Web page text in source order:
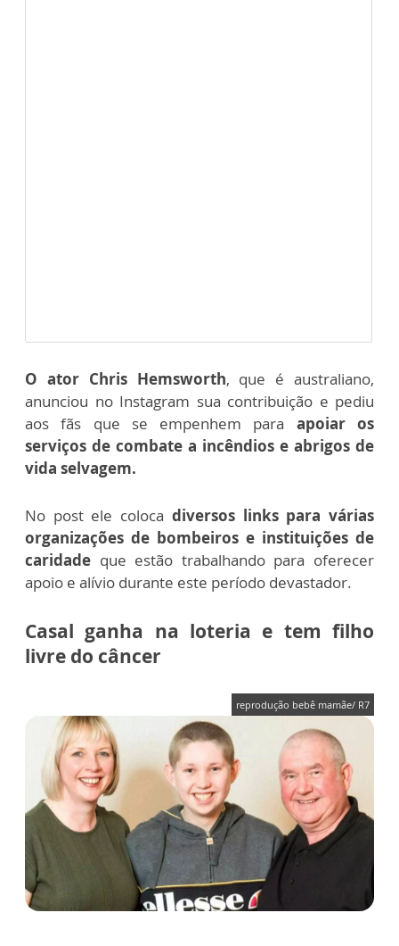
O ator Chris Hemsworth, que é australiano,
anunciou no Instagram sua contribuição e pediu
aos fãs que se empenhem para apoiar os
serviços de combate a incêndios e abrigos de
vida selvagem.
No post ele coloca diversos links para várias
organizações de bombeiros e instituições de
caridade que estão trabalhando para oferecer
apoio e alívio durante este período devastador.
Casal ganha na loteria e tem filho
livre do câncer
reprodução bebê mamãe/ R7